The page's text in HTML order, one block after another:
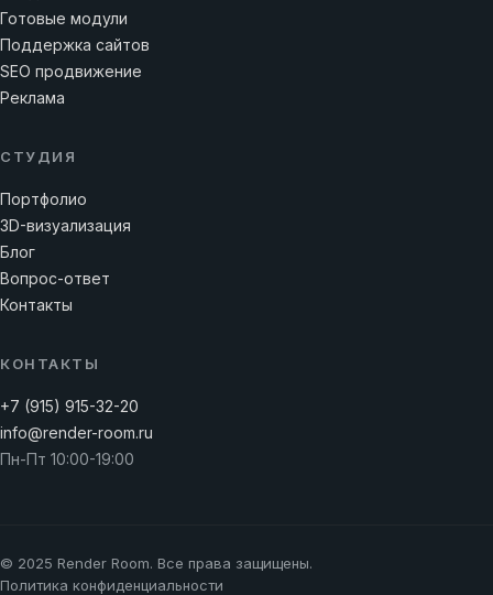
Готовые модули
Поддержка сайтов
SEO продвижение
Реклама
СТУДИЯ
Портфолио
3D-визуализация
Блог
Вопрос-ответ
Контакты
КОНТАКТЫ
+7 (915) 915-32-20
info@render-room.ru
Пн-Пт 10:00-19:00
© 2025 Render Room. Все права защищены.
Политика конфиденциальности